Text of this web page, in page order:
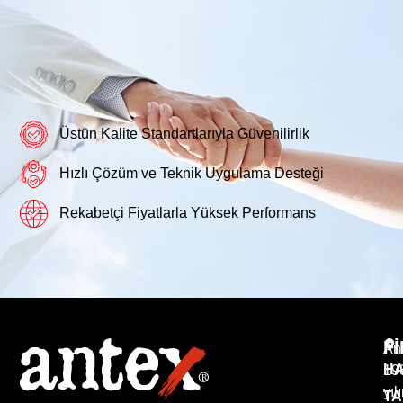
Üstün Kalite Standartlarıyla Güvenilirlik
Hızlı Çözüm ve Teknik Uygulama Desteği
Rekabetçi Fiyatlarla Yüksek Performans